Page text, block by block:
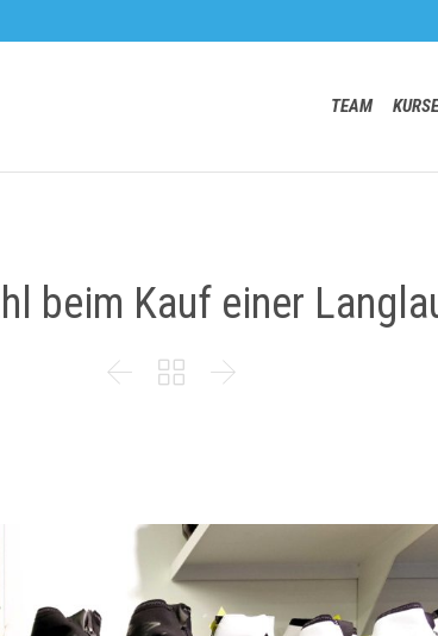
TEAM KURSE
beim Kauf einer
  